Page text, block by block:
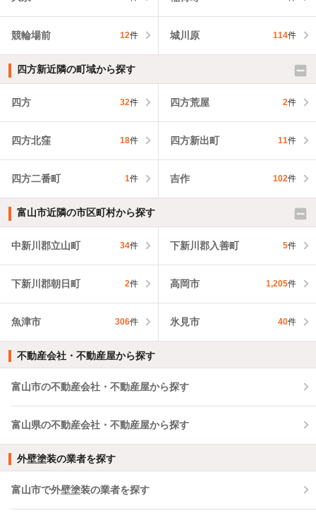
競輪場前 12件 城川原 114件
四方新近隣の町域から探す
四方 32件 四方荒屋 2件
四方北窪 18件 四方新出町 11件
四方二番町 1件 吉作 102件
富山市近隣の市区町村から探す
中新川郡立山町 34件 下新川郡入善町 5件
下新川郡朝日町 2件 高岡市 1,205件
魚津市 306件 氷見市 40件
不動産会社・不動産屋から探す
富山市の不動産会社・不動産屋から探す
富山県の不動産会社・不動産屋から探す
外壁塗装の業者を探す
富山市で外壁塗装の業者を探す